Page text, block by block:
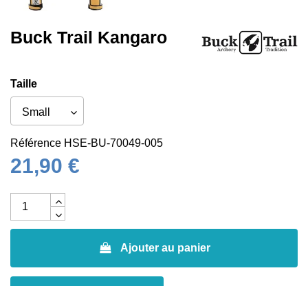
Buck Trail Kangaro
Taille
Référence HSE-BU-70049-005
21,90 €
Ajouter au panier